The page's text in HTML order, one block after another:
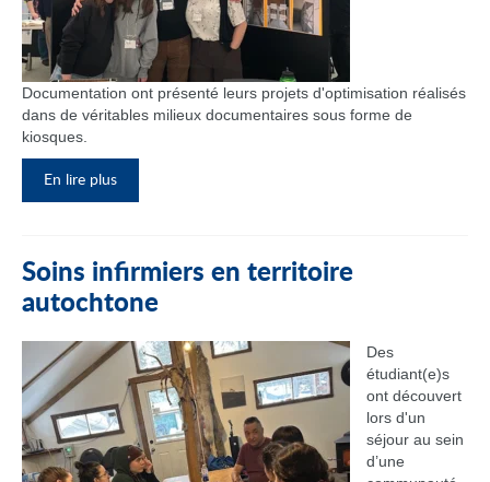
Documentation ont présenté leurs projets d'optimisation réalisés
dans de véritables milieux documentaires sous forme de
kiosques.
En lire plus
Soins infirmiers en territoire
autochtone
Des
étudiant(e)s
ont découvert
lors d'un
séjour au sein
d’une